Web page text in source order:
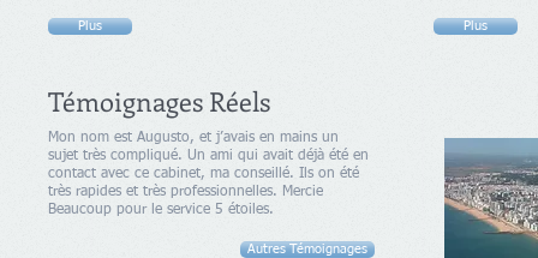
Plus
Témoignages Réels
Mon nom est Augusto, et j’avais en mains un
sujet très compliqué. Un ami qui avait déjà été en
contact avec ce cabinet, ma conseillé. Ils on été
très rapides et très professionnelles. Mercie
Beaucoup pour le service 5 étoiles.
Autres Témoignages
Plus